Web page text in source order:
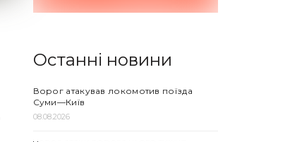
Останні новини
Ворог атакував локомотив поїзда
Суми—Київ
08.08.2026